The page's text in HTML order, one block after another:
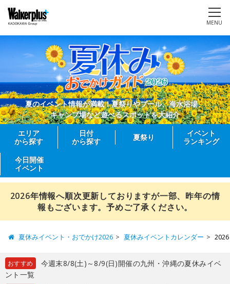
MENU
夏のイベント情報が満載！夏祭りやプール、海水浴場、
キャンプ場など遊べるスポットを大紹介
エリア
から探す
日付
から探す
夏祭り
イベント
ランキング
今日開催
イベント
2026年情報へ順次更新しておりますが一部、昨年の情
報もございます。予めご了承ください。
夏休みイベント・おでかけ2026 夏休みイベントカレンダー
おすすめ
今週末8/8(土)～8/9(日)開催の九州・沖縄の夏休みイベ
ント一覧